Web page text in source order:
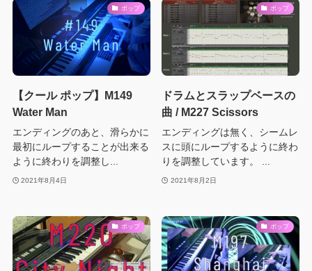
ポップ
【クール ポップ】M149
Water Man
エンディングのあと、滑らかに
最初にループすることが出来る
ように終わりを調整し...
2021年8月4日
ポップ
ドラムとスラップベースの
曲 / M227 Scissors
エンディングは無く、シームレ
スに頭にループするように終わ
りを調整しています。 ...
2021年8月2日
ポップ ポップ